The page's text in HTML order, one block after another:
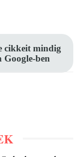
cikkeit mindig
Google-ben